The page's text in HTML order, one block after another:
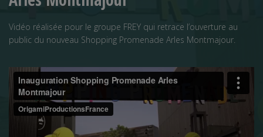
CONTACT
Vidéo réalisée pour le groupe FREY qui retrace l’ouverture au
public du nouveau Shopping Promenade Arles Montmajour.